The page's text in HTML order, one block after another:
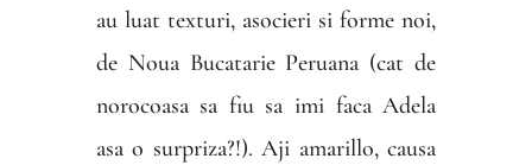
au luat texturi, asocieri si forme noi,
de Noua Bucatarie Peruana (cat de
norocoasa sa fiu sa imi faca Adela
asa o surpriza?!). Aji amarillo, causa